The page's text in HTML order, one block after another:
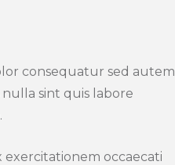
consequatur sed autem
sint quis labore
exercitationem occaecati